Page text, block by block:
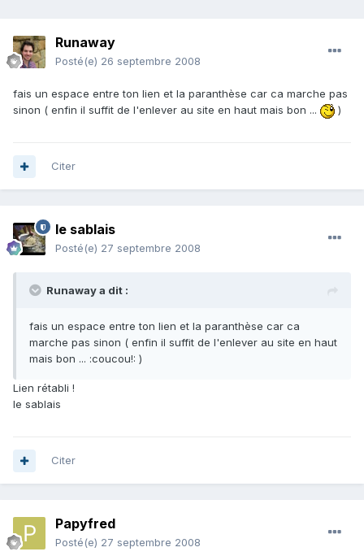
Runaway
Posté(e) 26 septembre 2008
fais un espace entre ton lien et la paranthèse car ca marche pas
sinon ( enfin il suffit de l'enlever au site en haut mais bon ...
)
Citer
le sablais
Posté(e) 27 septembre 2008
Runaway a dit :
fais un espace entre ton lien et la paranthèse car ca
marche pas sinon ( enfin il suffit de l'enlever au site en haut
mais bon ... :coucou!: )
Lien rétabli !
le sablais
Citer
Papyfred
Posté(e) 27 septembre 2008